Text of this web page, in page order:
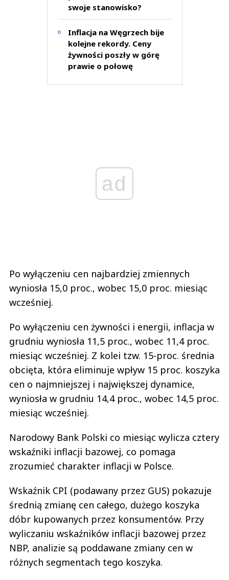
swoje stanowisko?
Inflacja na Węgrzech bije
kolejne rekordy. Ceny
żywności poszły w górę
prawie o połowę
ad
Po wyłączeniu cen najbardziej zmiennych
wyniosła 15,0 proc., wobec 15,0 proc. miesiąc
wcześniej.
Po wyłączeniu cen żywności i energii, inflacja w
grudniu wyniosła 11,5 proc., wobec 11,4 proc.
miesiąc wcześniej. Z kolei tzw. 15-proc. średnia
obcięta, która eliminuje wpływ 15 proc. koszyka
cen o najmniejszej i największej dynamice,
wyniosła w grudniu 14,4 proc., wobec 14,5 proc.
miesiąc wcześniej.
Narodowy Bank Polski co miesiąc wylicza cztery
wskaźniki inflacji bazowej, co pomaga
zrozumieć charakter inflacji w Polsce.
Wskaźnik CPI (podawany przez GUS) pokazuje
średnią zmianę cen całego, dużego koszyka
dóbr kupowanych przez konsumentów. Przy
wyliczaniu wskaźników inflacji bazowej przez
NBP, analizie są poddawane zmiany cen w
różnych segmentach tego koszyka.